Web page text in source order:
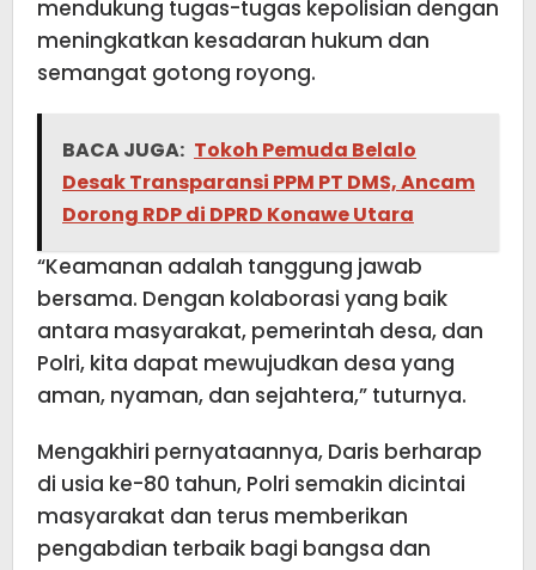
mendukung tugas-tugas kepolisian dengan
meningkatkan kesadaran hukum dan
semangat gotong royong.
BACA JUGA: Tokoh Pemuda Belalo
Desak Transparansi PPM PT DMS, Ancam
Dorong RDP di DPRD Konawe Utara
“Keamanan adalah tanggung jawab
bersama. Dengan kolaborasi yang baik
antara masyarakat, pemerintah desa, dan
Polri, kita dapat mewujudkan desa yang
aman, nyaman, dan sejahtera,” tuturnya.
Mengakhiri pernyataannya, Daris berharap
di usia ke-80 tahun, Polri semakin dicintai
masyarakat dan terus memberikan
pengabdian terbaik bagi bangsa dan